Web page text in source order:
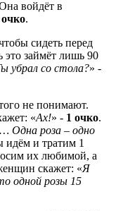
войдёт в
очко.
сидеть перед
это займёт лишь 90
убрал со стола?» -
не понимают.
«Ах!» - 1 очко.
Одна роза – одно
и тратим 1
их любимой, а
скажет: «Я
одной розы 15